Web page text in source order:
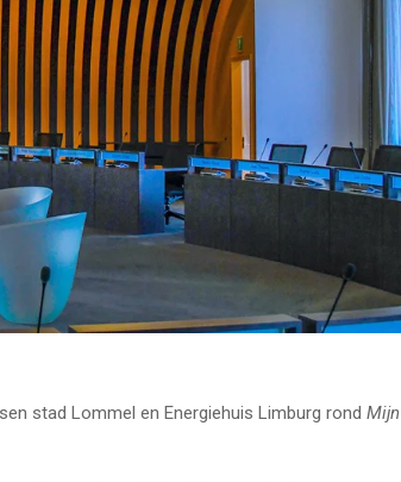
stad Lommel en Energiehuis Limburg rond Mijn